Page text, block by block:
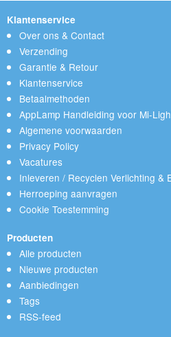
Klantenservice
Over ons & Contact
Verzending
Garantie & Retour
Klantenservice
Betaalmethoden
AppLamp Handleiding voor Mi-
Algemene voorwaarden
Privacy Policy
Vacatures
Inleveren / Recyclen Verlichting &
Herroeping aanvragen
Cookie Toestemming
Producten
Alle producten
Nieuwe producten
Aanbiedingen
Tags
RSS-feed